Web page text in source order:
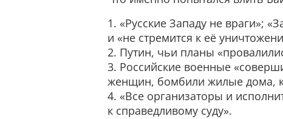
1. «Русские Западу не враги»;
и «не стремится к её
2. Путин, чьи планы
3. Российские военные
женщин, бомбили жилые дома,
4. «Все организаторы и
к справедливому суду».